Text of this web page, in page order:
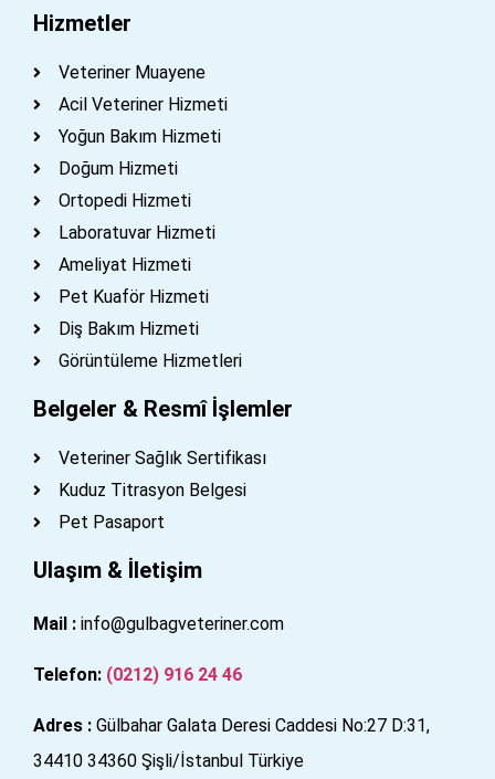
Hizmetler
Veteriner Muayene
Acil Veteriner Hizmeti
Yoğun Bakım Hizmeti
Doğum Hizmeti
Ortopedi Hizmeti
Laboratuvar Hizmeti
Ameliyat Hizmeti
Pet Kuaför Hizmeti
Diş Bakım Hizmeti
Görüntüleme Hizmetleri
Belgeler & Resmî İşlemler
Veteriner Sağlık Sertifikası
Kuduz Titrasyon Belgesi
Pet Pasaport
Ulaşım & İletişim
Mail : info@gulbagveteriner.com
Telefon: (0212) 916 24 46
Adres : Gülbahar Galata Deresi Caddesi No:27 D:31,
34410 34360 Şişli/İstanbul Türkiye